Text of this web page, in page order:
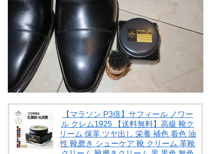
【マラソン P3倍】サフィール ノワー
ル クレム1925 【送料無料】高級 靴ク
リーム 保革 ツヤ出し 栄養 補色 着色 油
性 靴磨き シューケア 靴 クリーム 革靴